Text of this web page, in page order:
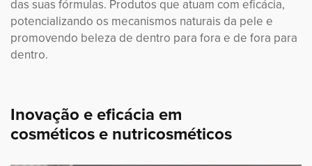
das suas fórmulas. Produtos que atuam com eficácia,
potencializando os mecanismos naturais da pele e
promovendo beleza de dentro para fora e de fora para
dentro.
Inovação e eficácia em
cosméticos e nutricosméticos